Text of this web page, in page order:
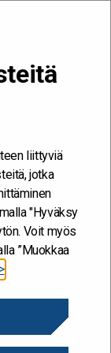
liittyviä
jotka
"Hyväksy
Voit myös
”Muokkaa
tarve on